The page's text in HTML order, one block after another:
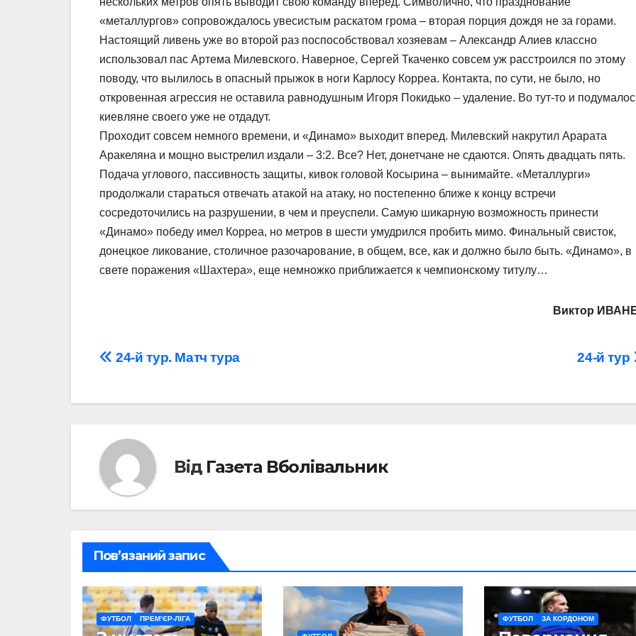
«металлургов» сопровождалось увесистым раскатом грома – вторая порция дождя не за горами.
Настоящий ливень уже во второй раз поспособствовал хозяевам – Александр Алиев классно
использовал пас Артема Милевского. Наверное, Сергей Ткаченко совсем уж расстроился по этому
поводу, что вылилось в опасный прыжок в ноги Карлосу Корреа. Контакта, по сути, не было, но
откровенная агрессия не оставила равнодушным Игоря Покидько – удаление. Во тут-то и
киевляне своего уже не отдадут.
Проходит совсем немного времени, и «Динамо» выходит вперед. Милевский накрутил Арарата
Аракеляна и мощно выстрелил издали – 3:2. Все? Нет, донетчане не сдаются. Опять двадцать пять.
Подача углового, пассивность защиты, кивок головой Косырина – вынимайте. «Металлурги»
продолжали стараться отвечать атакой на атаку, но постепенно ближе к концу встречи
сосредоточились на разрушении, в чем и преуспели. Самую шикарную возможность принести
«Динамо» победу имел Корреа, но метров в шести умудрился пробить мимо. Финальный свисток,
донецкое ликование, столичное разочарование, в общем, все, как и должно было быть. «Динамо», в
свете поражения «Шахтера», еще немножко приближается к чемпионскому титулу…
Виктор
Навігація
24-й тур
24-й тур. Матч тура
Від Газета Вболівальник
Пов’язаний запис
ФУТБОЛ ПРЕМ’ЄР-ЛІГА ФУТБОЛ ЗА КОРДОНОМ